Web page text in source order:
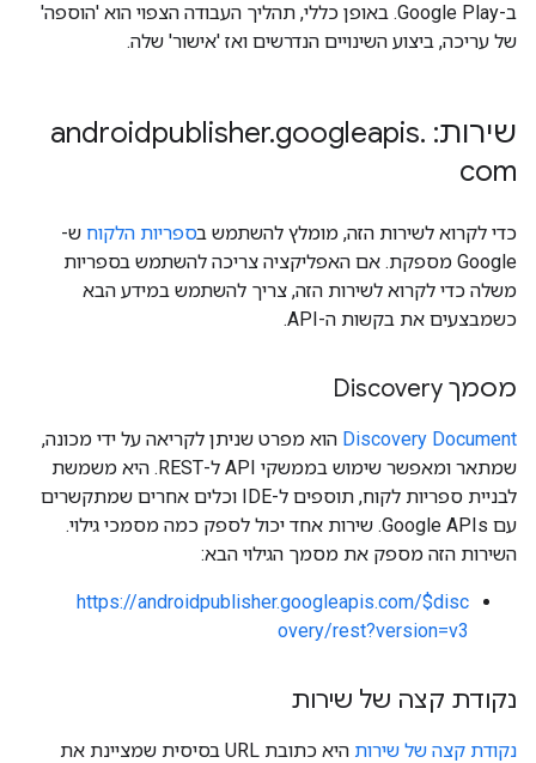
ב-Google Play. באופן כללי, תהליך העבודה הצפוי הוא 'הוספה'
של עריכה, ביצוע השינויים הנדרשים ואז 'אישור' שלה.
שירות: androidpublisher .googleapis.
com
כדי לקרוא לשירות הזה, מומלץ להשתמש בספריות הלקוח ש-
Google מספקת. אם האפליקציה צריכה להשתמש בספריות
משלה כדי לקרוא לשירות הזה, צריך להשתמש במידע הבא
כשמבצעים את בקשות ה-API.
מסמך Discovery
Discovery Document הוא מפרט שניתן לקריאה על ידי מכונה,
שמתאר ומאפשר שימוש בממשקי API ל-REST. היא משמשת
לבניית ספריות לקוח, תוספים ל-IDE וכלים אחרים שמתקשרים
עם Google APIs. שירות אחד יכול לספק כמה מסמכי גילוי.
השירות הזה מספק את מסמך הגילוי הבא:
https://androidpublisher.googleapis.com/$disc
overy/rest?version=v3
נקודת קצה של שירות
נקודת קצה של שירות
היא כתובת URL בסיסית שמציינת את